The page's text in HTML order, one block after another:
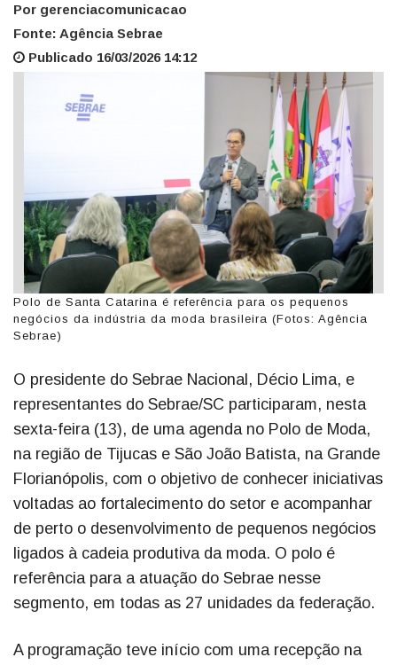
Por gerenciacomunicacao
Fonte: Agência Sebrae
Publicado 16/03/2026 14:12
Polo de Santa Catarina é referência para os pequenos
negócios da indústria da moda brasileira (Fotos: Agência
Sebrae)
O presidente do Sebrae Nacional, Décio Lima, e
representantes do Sebrae/SC participaram, nesta
sexta-feira (13), de uma agenda no Polo de Moda,
na região de Tijucas e São João Batista, na Grande
Florianópolis, com o objetivo de conhecer iniciativas
voltadas ao fortalecimento do setor e acompanhar
de perto o desenvolvimento de pequenos negócios
ligados à cadeia produtiva da moda. O polo é
referência para a atuação do Sebrae nesse
segmento, em todas as 27 unidades da federação.
A programação teve início com uma recepção na